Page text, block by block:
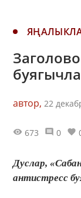
автор, 22
673 0
Дуслар,
антистресс